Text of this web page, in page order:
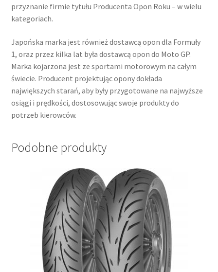
przyznanie firmie tytułu Producenta Opon Roku – w wielu
kategoriach.
Japońska marka jest również dostawcą opon dla Formuły
1, oraz przez kilka lat była dostawcą opon do Moto GP.
Marka kojarzona jest ze sportami motorowym na całym
świecie. Producent projektując opony dokłada
największych starań, aby były przygotowane na najwyższe
osiągi i prędkości, dostosowując swoje produkty do
potrzeb kierowców.
Podobne produkty